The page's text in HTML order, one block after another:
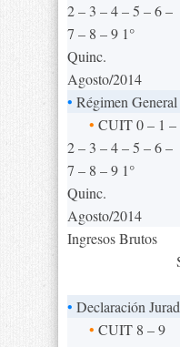
2 – 3 – 4 – 5 – 6 –
7 – 8 – 9 1°
Quinc.
Agosto/2014
• Régimen
• CUIT 0 – 1 –
2 – 3 – 4 – 5 – 6 –
7 – 8 – 9 1°
Quinc.
Agosto/2014
Ingresos Brutos
• Declaración
• CUIT 8 – 9